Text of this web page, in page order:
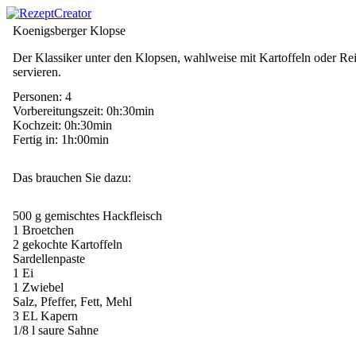
Koenigsberger Klopse
Der Klassiker unter den Klopsen, wahlweise mit Kartoffeln oder
servieren.
Personen: 4
Vorbereitungszeit: 0h:30min
Kochzeit: 0h:30min
Fertig in: 1h:00min
Das brauchen Sie dazu:
500 g gemischtes Hackfleisch
1 Broetchen
2 gekochte Kartoffeln
Sardellenpaste
1 Ei
1 Zwiebel
Salz, Pfeffer, Fett, Mehl
3 EL Kapern
1/8 l saure Sahne